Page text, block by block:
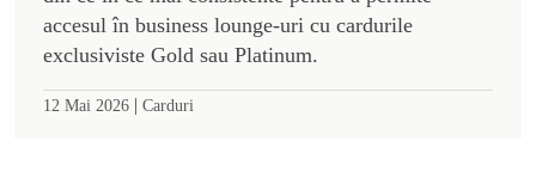
accesul în business lounge-uri cu cardurile
exclusiviste Gold sau Platinum.
12 Mai 2026 | Carduri